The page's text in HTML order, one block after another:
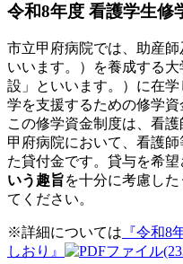
令和8年度 看護学生修
市立甲府病院では、助産
いいます。）を養成する
設」といいます。）に在
学を支援するための修学資
この修学資金制度は、看
甲府病院において、看護
た貸付金です。貸与を希望
いう趣旨を十分に考慮し
てください。
※詳細については 『令和
しおり』